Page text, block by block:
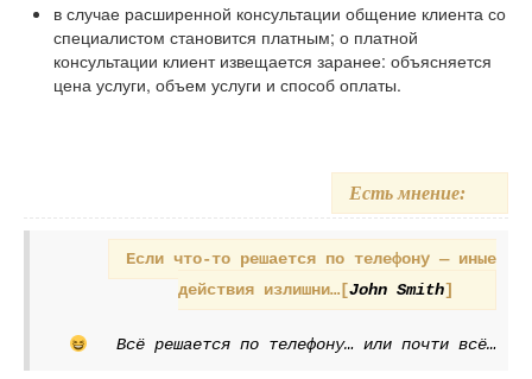
в случае расширенной консультации общение клиента со
специалистом становится платным; о платной
консультации клиент извещается заранее: объясняется
цена услуги, объем услуги и способ оплаты.
Есть мнение:
Если что-то решается по телефону — иные
действия излишни…[John Smith]
Всё решается по телефону… или почти всё…